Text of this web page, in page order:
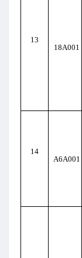
13
18A001
14
A6A001